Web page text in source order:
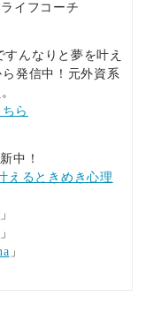
イフコーチ
んなりと夢を叶え
発信中！元外資系
ちら
中！
えるときめき心理
」
」
」